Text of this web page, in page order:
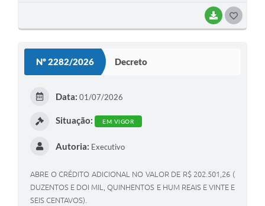
BAIXAR
Nº 2282/2026 Decreto
Data: 01/07/2026
Situação: EM VIGOR
Autoria: Executivo
ABRE O CRÉDITO ADICIONAL NO VALOR DE R$ 202.501,26 (
DUZENTOS E DOI MIL, QUINHENTOS E HUM REAIS E VINTE E
SEIS CENTAVOS).